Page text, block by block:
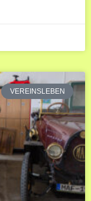
VEREINSLEBEN